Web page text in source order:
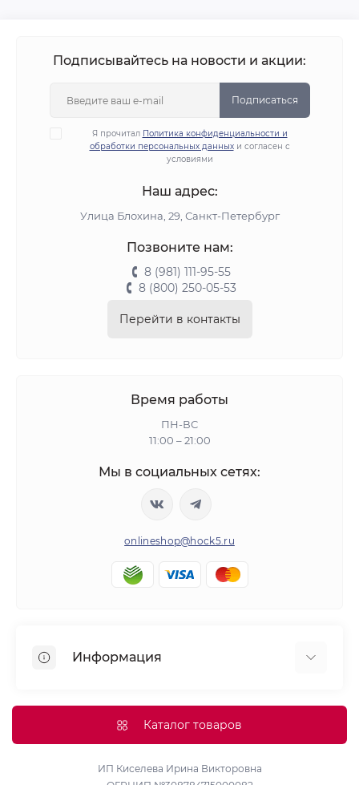
Подписывайтесь на новости и акции:
Подписаться
Я прочитал Политика конфиденциальности и
обработки персональных данныхи согласен с
условиями
Наш адрес:
Улица Блохина, 29, Санкт-Петербург
Позвоните нам:
8 (981) 111-95-55
8 (800) 250-05-53
Перейти в контакты
Время работы
ПН-ВС
11:00 – 21:00
Мы в социальных сетях:
onlineshop@hock5.ru
Информация
Доставка
Политика конфиденциальности и обработки
Каталог товаров
ИП Киселева Ирина Викторовна